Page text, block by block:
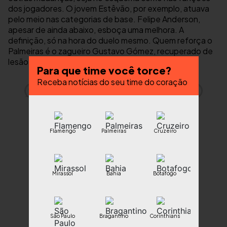
dos jogadores. O jovem Estêvão, por exemplo, atuava
pelo meio nas categorias de base. Felipe Anderson,
apesar de ainda abaixo, esboça uma melhora. A
definição, só na hora do duelo mesmo. Quem reforça o
Palmeiras é o zagueiro Gustavo Gómez, recuperado de
lesão no joelho direito.
Para que time você torce?
Receba notícias do seu time do coração
Flamengo Palmeiras Cruzeiro
Mirassol Bahia Botafogo
São Paulo Bragantino Corinthians